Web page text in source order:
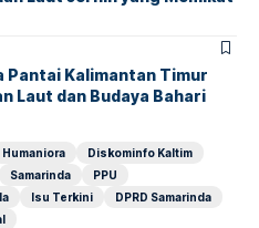
Pantai Kalimantan Timur
Laut dan Budaya Bahari
Humaniora
Diskominfo Kaltim
Samarinda
PPU
Isu Terkini
DPRD Samarinda